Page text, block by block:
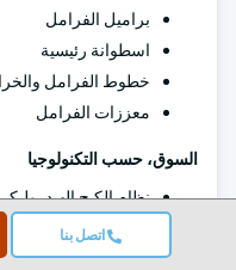
اتصل بنا
براميل الفرامل
اسطوانة رئيسية
خطوط الفرامل
معززات الفرامل
السوق، حسب التكنولوجيا
نظام الكبح
النظام الكهروميكانيكي
نظام الكبح الهوائي